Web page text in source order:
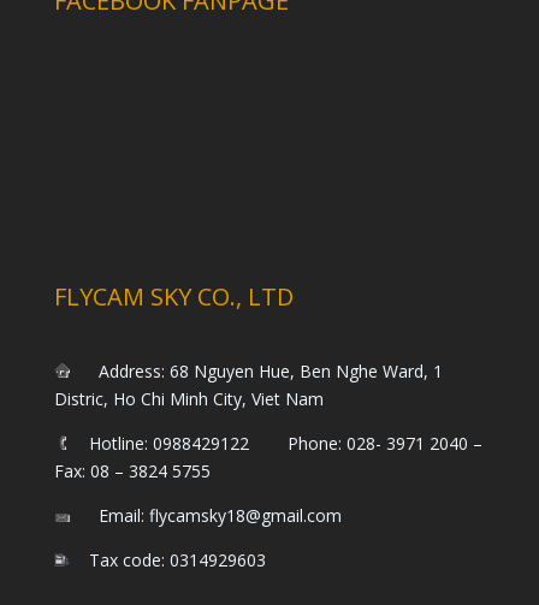
FLYCAM SKY CO., LTD
Address: 68 Nguyen Hue, Ben Nghe Ward, 1
Distric, Ho Chi Minh City, Viet Nam
Hotline: 0988429122 Phone: 028- 3971 2040 –
Fax: 08 – 3824 5755
Email: flycamsky18@gmail.com
Tax code: 0314929603